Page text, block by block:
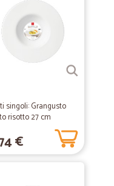
singoli: Grangusto
risotto 27 cm
€